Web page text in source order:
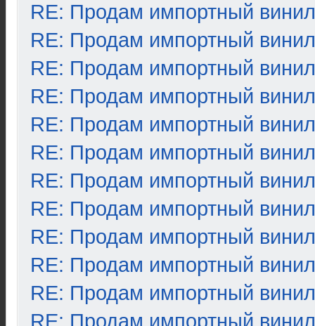
RE: Продам импортный винил
RE: Продам импортный винил
RE: Продам импортный винил
RE: Продам импортный винил
RE: Продам импортный винил
RE: Продам импортный винил
RE: Продам импортный винил
RE: Продам импортный винил
RE: Продам импортный винил
RE: Продам импортный винил
RE: Продам импортный винил
RE: Продам импортный винил